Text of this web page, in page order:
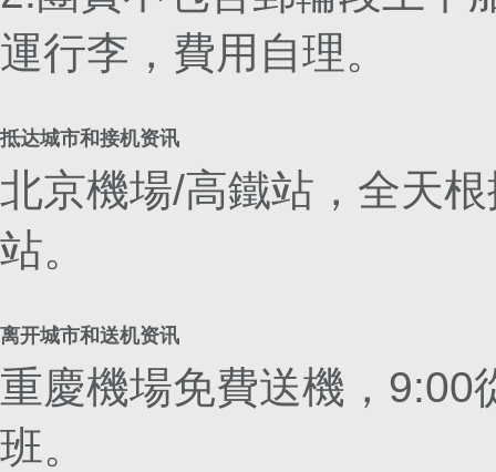
運行李，費用自理。
抵达城市和接机资讯
北京機場/高鐵站，全天
站。
离开城市和送机资讯
重慶機場免費送機，9:00
班。